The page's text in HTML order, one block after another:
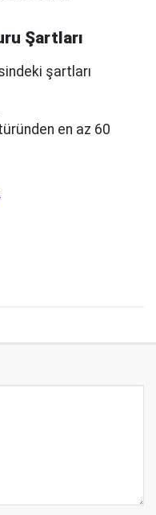
Şartları
şartları
en az 60